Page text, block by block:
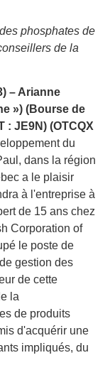
phosphates de
de la
– Arianne
») (Bourse de
: JE9N) (OTCQX
du
dans la région
a le plaisir
à l'entreprise à
de 15 ans chez
Corporation of
le poste de
gestion des
de cette
la
de produits
d'acquérir une
impliqués, du